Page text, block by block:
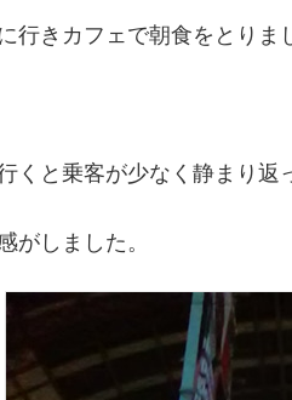
行きカフェで朝食をとりま
くと乗客が少なく静まり返
がしました。